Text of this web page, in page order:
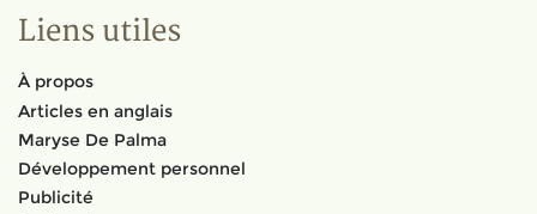
Liens utiles
À propos
Articles en anglais
Maryse De Palma
Développement personnel
Publicité